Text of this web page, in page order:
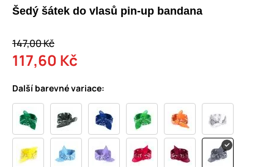
Šedý šátek do vlasů pin-up bandana
147,00 Kč
117,60 Kč
Další barevné variace: